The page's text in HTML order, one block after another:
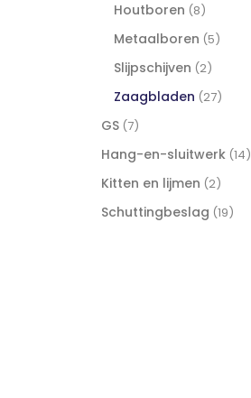
Houtboren (8)
Metaalboren (5)
Slijpschijven (2)
Zaagbladen (27)
GS (7)
Hang-en-sluitwerk (14)
Kitten en lijmen (2)
Schuttingbeslag (19)